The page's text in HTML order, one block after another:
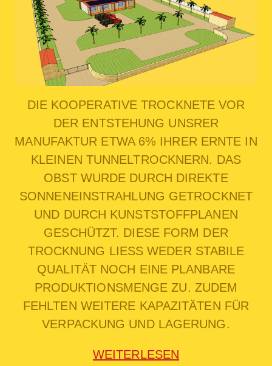
DIE KOOPERATIVE TROCKNETE VOR
DER ENTSTEHUNG UNSRER
MANUFAKTUR ETWA 6% IHRER ERNTE IN
KLEINEN TUNNELTROCKNERN. DAS
OBST WURDE DURCH DIREKTE
SONNENEINSTRAHLUNG GETROCKNET
UND DURCH KUNSTSTOFFPLANEN
GESCHÜTZT. DIESE FORM DER
TROCKNUNG LIESS WEDER STABILE
QUALITÄT NOCH EINE PLANBARE
PRODUKTIONSMENGE ZU. ZUDEM
FEHLTEN WEITERE KAPAZITÄTEN FÜR
VERPACKUNG UND LAGERUNG.
WEITERLESEN